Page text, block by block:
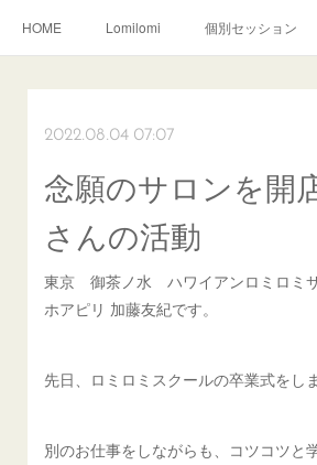
HOME Lomilomi 個別セッション
School無料説明会
2022.08.04 07:07
念願のサロンを開
さんの活動
東京 御茶ノ水 ハワイアンロミロミ
ホアピリ 加藤友紀です。
先日、ロミロミスクールの卒業式をし
別のお仕事をしながらも、コツコツと